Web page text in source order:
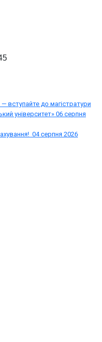
вступайте до магістратури
університет» 06 серпня
04 серпня 2026